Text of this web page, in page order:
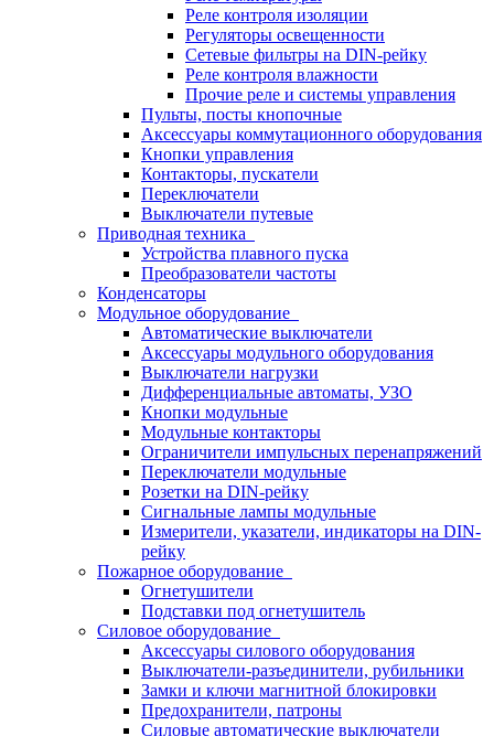
Реле контроля изоляции
Регуляторы освещенности
Сетевые фильтры на DIN-рейку
Реле контроля влажности
Прочие реле и системы управления
Пульты, посты кнопочные
Аксессуары коммутационного оборудования
Кнопки управления
Контакторы, пускатели
Переключатели
Выключатели путевые
Приводная техника
Устройства плавного пуска
Преобразователи частоты
Конденсаторы
Модульное оборудование
Автоматические выключатели
Аксессуары модульного оборудования
Выключатели нагрузки
Дифференциальные автоматы, УЗО
Кнопки модульные
Модульные контакторы
Ограничители импульсных перенапряжений
Переключатели модульные
Розетки на DIN-рейку
Сигнальные лампы модульные
Измерители, указатели, индикаторы на DIN-
рейку
Пожарное оборудование
Огнетушители
Подставки под огнетушитель
Силовое оборудование
Аксессуары силового оборудования
Выключатели-разъединители, рубильники
Замки и ключи магнитной блокировки
Предохранители, патроны
Силовые автоматические выключатели